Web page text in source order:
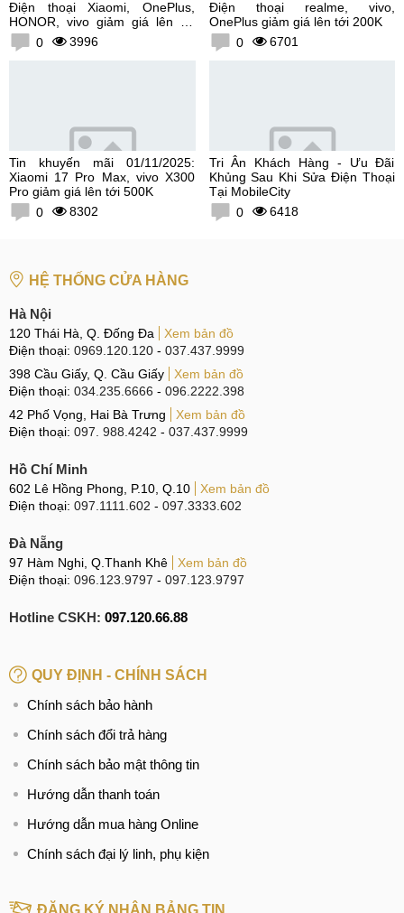
Điện thoại Xiaomi, OnePlus,
HONOR, vivo giảm giá lên tới
300K0 3996
Điện thoại realme, vivo,
OnePlus giảm giá lên tới 200K
0
6701
Tin khuyến mãi 01/11/2025:
Xiaomi 17 Pro Max, vivo X300
Pro giảm giá lên tới 500K
0
8302
Tri Ân Khách Hàng - Ưu Đãi
Khủng Sau Khi Sửa Điện Thoại
Tại MobileCity
0
6418
HỆ THỐNG CỬA HÀNG
Hà Nội
120 Thái Hà, Q. Đống Đa
Xem bản đồ
Điện thoại: 0969.120.120 - 037.437.9999
398 Cầu Giấy, Q. Cầu Giấy
Xem bản đồ
Điện thoại: 034.235.6666 - 096.2222.398
42 Phố Vọng, Hai Bà Trưng
Xem bản đồ
Điện thoại: 097. 988.4242 - 037.437.9999
Hồ Chí Minh
602 Lê Hồng Phong, P.10, Q.10
Xem bản đồ
Điện thoại: 097.1111.602 - 097.3333.602
Đà Nẵng
97 Hàm Nghi, Q.Thanh Khê
Xem bản đồ
Điện thoại: 096.123.9797 - 097.123.9797
Hotline CSKH: 097.120.66.88
QUY ĐỊNH - CHÍNH SÁCH
Chính sách bảo hành
Chính sách đổi trả hàng
Chính sách bảo mật thông tin
Hướng dẫn thanh toán
Hướng dẫn mua hàng Online
Chính sách đại lý linh, phụ kiện
ĐĂNG KÝ NHẬN BẢNG TIN